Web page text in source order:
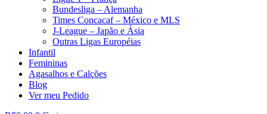
Bundesliga – Alemanha
Times Concacaf – México e MLS
J-League – Japão e Ásia
Outras Ligas Européias
Infantil
Femininas
Agasalhos e Calções
Blog
Ver meu Pedido